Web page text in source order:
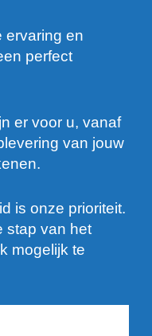
ervaring en
perfect
er voor u, vanaf
van jouw
is onze prioriteit.
stap van het
mogelijk te